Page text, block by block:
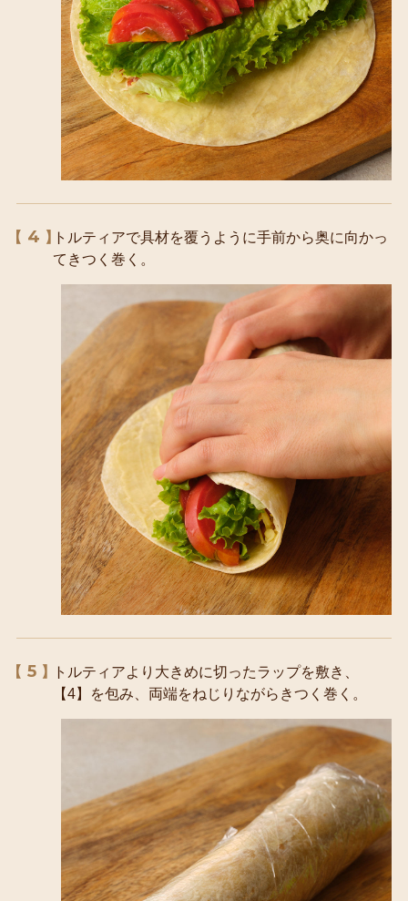
4
トルティアで具材を覆うように手前から奥に向かっ
てきつく巻く。
5
トルティアより大きめに切ったラップを敷き、
【4】を包み、両端をねじりながらきつく巻く。